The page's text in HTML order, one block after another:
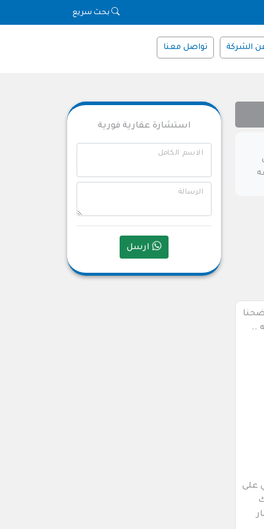
بحث سريع
الشركة تواصل معنا
..
على
استشارة عقارية فورية
الاسم الكامل
الرسالة
ارسل